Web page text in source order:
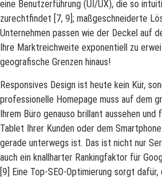
eine Benutzerführung (UI/UX), die so
zurechtfindet [7, 9]; maßgeschneiderte
Unternehmen passen wie der Deckel auf
Ihre Marktreichweite exponentiell zu
geografische Grenzen hinaus!
Responsives Design ist heute kein Kür,
professionelle Homepage muss auf dem
Ihrem Büro genauso brillant aussehen
Tablet Ihrer Kunden oder dem
gerade unterwegs ist. Das ist nicht nur
auch ein knallharter Rankingfaktor für
[9] Eine Top-SEO-Optimierung sorgt